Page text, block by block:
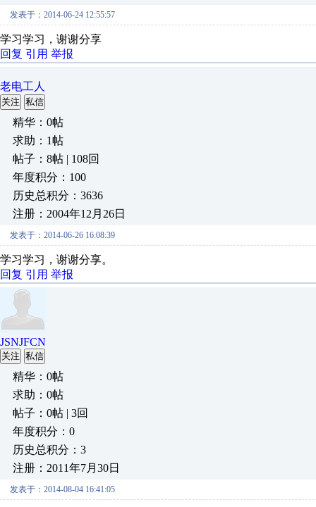
发表于：2014-06-24 12:55:57
学习学习，谢谢分享
回复 引用 举报
老电工人
关注 私信
精华：0帖
求助：1帖
帖子：8帖 | 108回
年度积分：100
历史总积分：3636
注册：2004年12月26日
发表于：2014-06-26 16:08:39
学习学习，谢谢分享。
回复 引用 举报
JSNJFCN
关注 私信
精华：0帖
求助：0帖
帖子：0帖 | 3回
年度积分：0
历史总积分：3
注册：2011年7月30日
发表于：2014-08-04 16:41:05